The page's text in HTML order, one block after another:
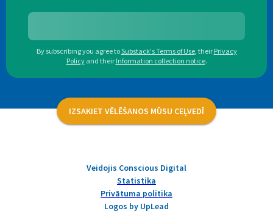
By subscribing you agree toSubstack's Terms of Use, their Privacy
Policy and their Information collection notice.
IZSAKIET VĒLĒŠANOS MŪSU CEĻVEDĪ
Veidojis Conscious Digital
Statistika
Privātuma politika
Logos by UpLead